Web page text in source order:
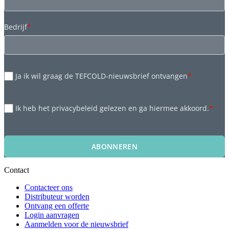
Bedrijf*
Ja ik wil graag de TEFCOLD-nieuwsbrief ontvangen*
Ik heb het privacybeleid gelezen en ga hiermee akkoord.*
ABONNEREN
Contact
Contacteer ons
Distributeur worden
Ontvang een offerte
Login aanvragen
Aanmelden voor de nieuwsbrief